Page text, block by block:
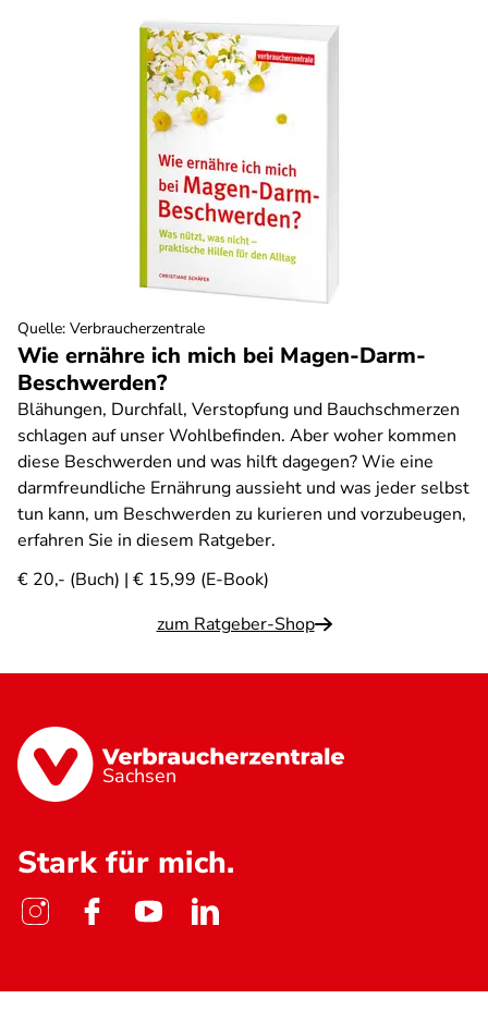
Wie ernähre ich mich bei Magen-Darm-
Beschwerden?
Blähungen, Durchfall, Verstopfung und Bauchschmerzen
schlagen auf unser Wohlbefinden. Aber woher kommen
diese Beschwerden und was hilft dagegen? Wie eine
darmfreundliche Ernährung aussieht und was jeder selbst
tun kann, um Beschwerden zu kurieren und vorzubeugen,
erfahren Sie in diesem Ratgeber.
€ 20,- (Buch) | € 15,99 (E-Book)
zum Ratgeber-Shop
Quelle: Verbraucherzentrale
Sachsen
Stark für mich.